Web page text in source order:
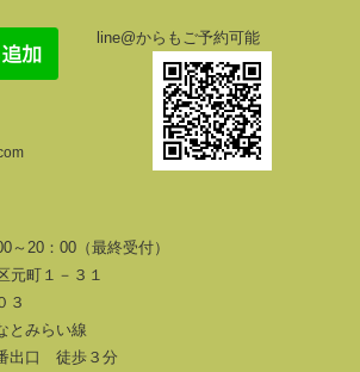
line@からもご予約可能
～20：00（最終受付）
元町１－３１
３
とみらい線
出口 徒歩３分